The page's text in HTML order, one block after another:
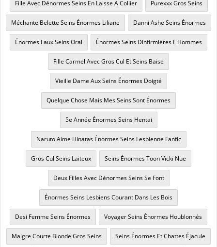
Fille Avec Dénormes Seins En Laisse À Collier Purexxx Gros Seins
Méchante Belette Seins Énormes Liliane Danni Ashe Seins Énormes
Énormes Faux Seins Oral Énormes Seins Dinfirmières F Hommes
Fille Carmel Avec Gros Cul Et Seins Baise
Vieille Dame Aux Seins Énormes Doigté
Quelque Chose Mais Mes Seins Sont Énormes
5e Année Énormes Seins Hentai
Naruto Aime Hinatas Énormes Seins Lesbienne Fanfic
Gros Cul Seins Laiteux Seins Énormes Toon Vicki Nue
Deux Filles Avec Dénormes Seins Se Font
Énormes Seins Lesbiens Courant Dans Les Bois
Desi Femme Seins Énormes Voyager Seins Énormes Houblonnés
Maigre Courte Blonde Gros Seins Seins Énormes Et Chattes Éjacule